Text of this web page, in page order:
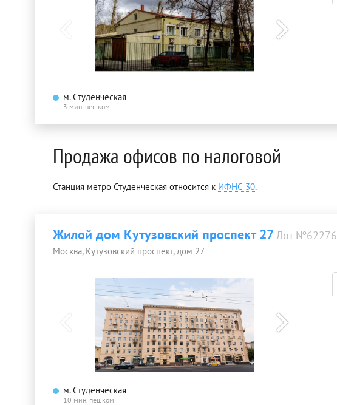
м. Студенческая
3 мин. пешком
Продажа офисов по налоговой
Станция метро Студенческая относится к ИФНС 30.
Жилой дом Кутузовский проспект 27Лот №62276
Москва, Кутузовский проспект, дом 27
м. Студенческая
10 мин. пешком